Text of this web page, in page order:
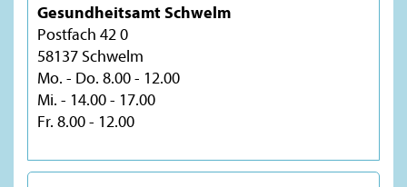
Gesundheitsamt Schwelm
Postfach 42 0
58137 Schwelm
Mo. - Do. 8.00 - 12.00
Mi. - 14.00 - 17.00
Fr. 8.00 - 12.00